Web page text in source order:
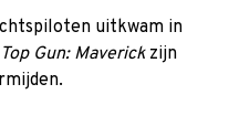
uitkwam in
Top Gun: Maverick zijn